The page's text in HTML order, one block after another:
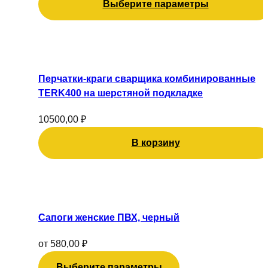
Выберите параметры
выбрать
на
Перчатки-краги сварщика комбинированные
TERK400 на шерстяной подкладке
10500,00 ₽
В корзину
Сапоги женские ПВХ, черный
от 580,00 ₽
имеет
вариаций.
Опции